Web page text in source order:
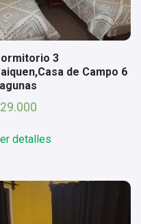
3
de Campo 6
29.000
detalles